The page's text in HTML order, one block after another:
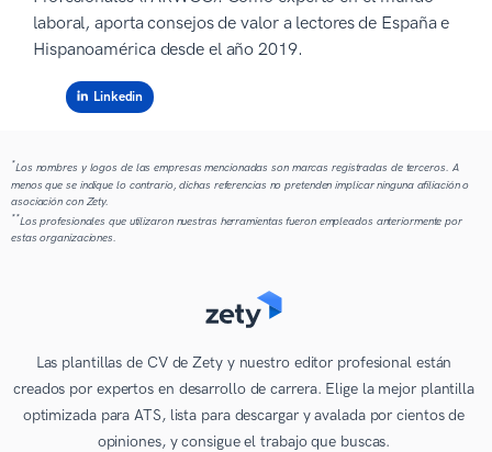
laboral, aporta consejos de valor a lectores de España e
Hispanoamérica desde el año 2019.
Linkedin
*Los nombres y logos de las empresas mencionadas son marcas registradas de terceros. A
menos que se indique lo contrario, dichas referencias no pretenden implicar ninguna afiliación o
asociación con Zety.
**Los profesionales que utilizaron nuestras herramientas fueron empleados anteriormente por
estas organizaciones.
Las plantillas de CV de Zety y nuestro editor profesional están
creados por expertos en desarrollo de carrera. Elige la mejor plantilla
optimizada para ATS, lista para descargar y avalada por cientos de
opiniones, y consigue el trabajo que buscas.